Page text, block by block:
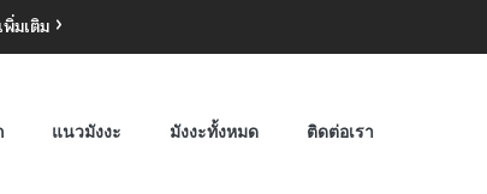
พิ่มเติม
แนวมังงะ มังงะทั้งหมด ติดต่อเรา